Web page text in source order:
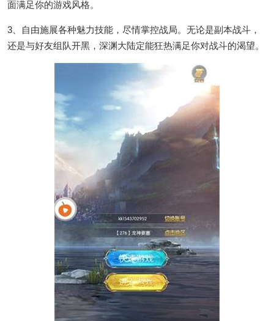
面满足你的游戏风格。
3、自由施展各种魅力技能，尽情掌控战局。无论是副本战斗，
还是与好友组队开黑，深渊大陆定能狂热满足你对战斗的渴望。